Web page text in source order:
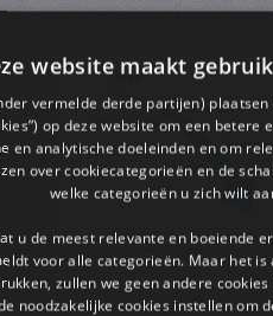
website maakt
vermelde derde partijen)
op deze website om een
en analytische doeleinden en om
over cookiecategorieën en de
welke categorieën u zich wilt
u de meest relevante en boeiende
voor alle categorieën. Maar het
zullen we geen andere
noodzakelijke cookies instellen om